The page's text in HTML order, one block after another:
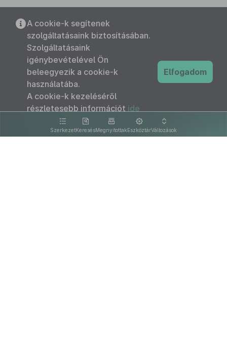
SzerkezetKeresésMegnyitottakEszköztárVáltozások
A cookie-k segítenek
szolgáltatásaink biztosításában.
Szolgáltatásaink
igénybevételével Ön
beleegyezik a cookie-k
használatába.
A cookie-k kezeléséről
részletesebb információt ide
kattintva olvashat.
Elfogadom